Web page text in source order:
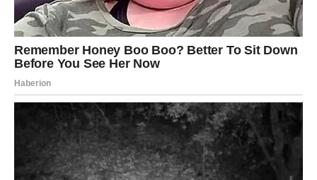
Karijera
Vrijeme je da pokažete hrabrost i prihvatite izazove koji
dolaze.
RIBE
Ljubav